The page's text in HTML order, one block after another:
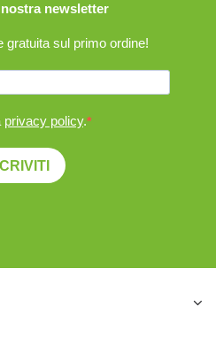
newsletter
gratuita sul primo ordine!
privacy policy.